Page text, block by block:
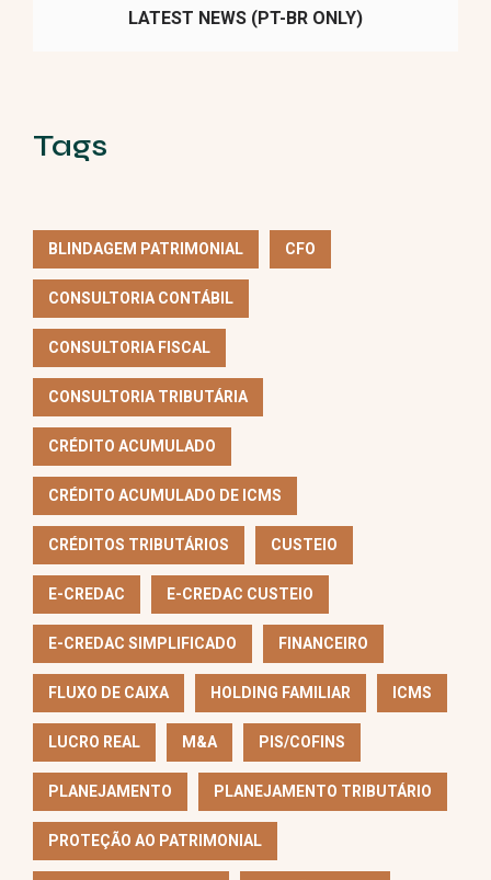
LATEST NEWS (PT-BR ONLY)
Tags
BLINDAGEM PATRIMONIAL CFO
CONSULTORIA CONTÁBIL
CONSULTORIA FISCAL
CONSULTORIA TRIBUTÁRIA
CRÉDITO ACUMULADO
CRÉDITO ACUMULADO DE ICMS
CRÉDITOS TRIBUTÁRIOS CUSTEIO
E-CREDAC E-CREDAC CUSTEIO
E-CREDAC SIMPLIFICADO FINANCEIRO
FLUXO DE CAIXA HOLDING FAMILIAR ICMS
LUCRO REAL M&A PIS/COFINS
PLANEJAMENTO PLANEJAMENTO TRIBUTÁRIO
PROTEÇÃO AO PATRIMONIAL